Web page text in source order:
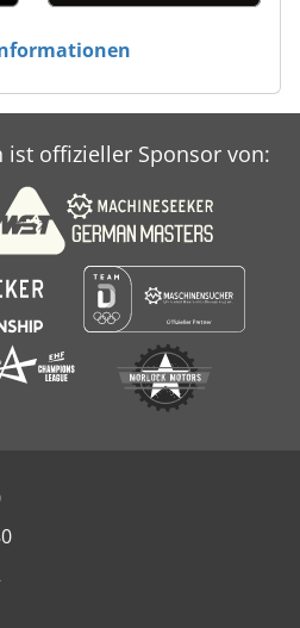
ist offizieller Sponsor von: